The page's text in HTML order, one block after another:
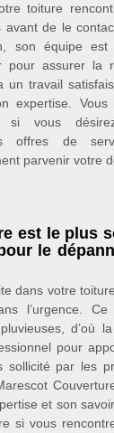
toiture
avant de le
son équipe est
pour assurer la
un travail
expertise.
si vous
offres de
parvenir votre
est le plus
le
dans votre
l’urgence. Ce
d’où
pour
sollicité par les
et son
si vous